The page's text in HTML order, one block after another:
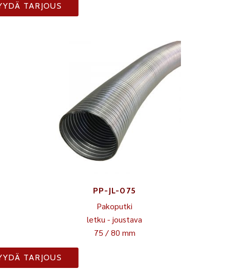
TARJOUS
PP-JL-075
Pakoputki
letku - joustava
75 / 80 mm
TARJOUS